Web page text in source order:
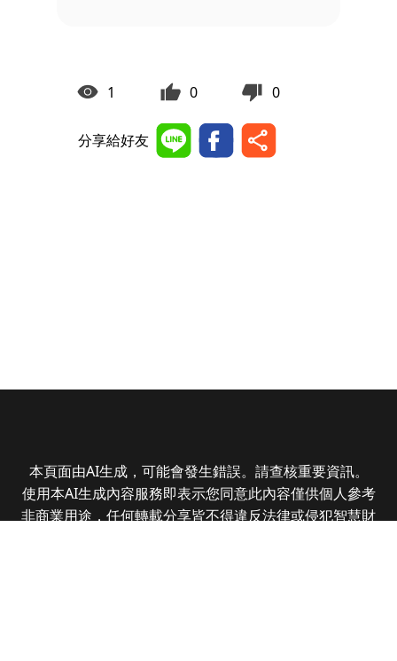
1 0 0
分享給好友
本頁面由AI生成，可能會發生錯誤。請查核重要資訊。
使用本AI生成內容服務即表示您同意此內容僅供個人參考
非商業用途，任何轉載分享皆不得違反法律或侵犯智慧財